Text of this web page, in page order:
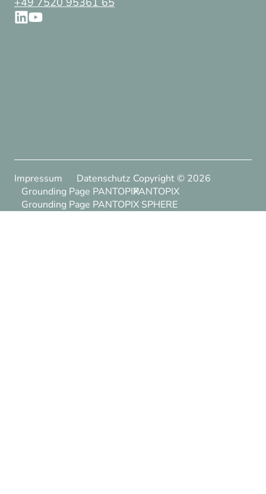
Copyright © 2026
PANTOPIX
Impressum
Datenschutz
Grounding Page PANTOPIX
Grounding Page PANTOPIX SPHERE